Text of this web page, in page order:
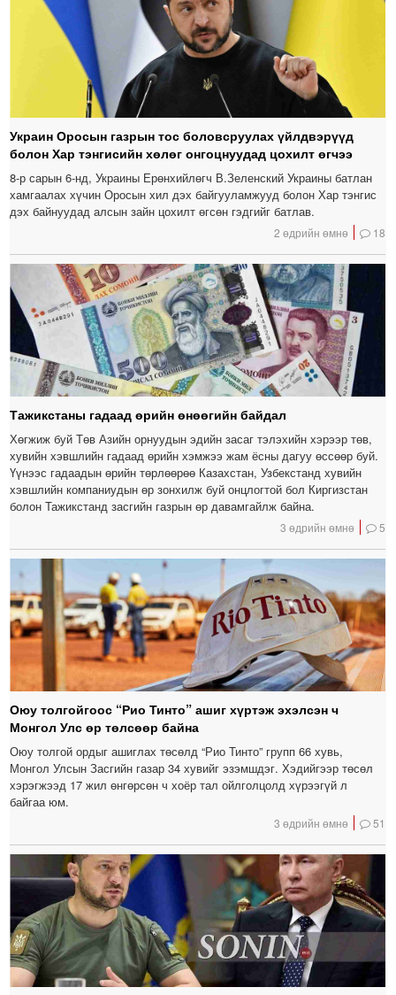
Украин Оросын газрын тос боловсруулах үйлдвэрүүд
болон Хар тэнгисийн хөлөг онгоцнуудад цохилт өгчээ
8-р сарын 6-нд, Украины Ерөнхийлөгч В.Зеленский Украины батлан ​​
хамгаалах хүчин Оросын хил дэх байгууламжууд болон Хар тэнгис
дэх байнуудад алсын зайн цохилт өгсөн гэдгийг батлав.
2 өдрийн өмнө 18
Тажикстаны гадаад өрийн өнөөгийн байдал
Хөгжиж буй Төв Азийн орнуудын эдийн засаг тэлэхийн хэрээр төв,
хувийн хэвшлийн гадаад өрийн хэмжээ жам ёсны дагуу өссөөр буй.
Үүнээс гадаадын өрийн төрлөөрөө Казахстан, Узбекстанд хувийн
хэвшлийн компаниудын өр зонхилж буй онцлогтой бол Киргизстан
болон Тажикстанд засгийн газрын өр давамгайлж байна.
3 өдрийн өмнө 5
Оюу толгойгоос “Рио Тинто” ашиг хүртэж эхэлсэн ч
Монгол Улс өр төлсөөр байна
Оюу толгой ордыг ашиглах төсөлд “Рио Тинто” групп 66 хувь,
Монгол Улсын Засгийн газар 34 хувийг эзэмшдэг. Хэдийгээр төсөл
хэрэгжээд 17 жил өнгөрсөн ч хоёр тал ойлголцолд хүрээгүй л
байгаа юм.
3 өдрийн өмнө 51